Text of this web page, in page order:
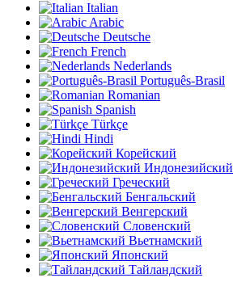
Italian
Arabic
Deutsche
French
Nederlands
Português-Brasil
Romanian
Spanish
Türkçe
Hindi
Корейский
Индонезийский
Греческий
Бенгальский
Венгерский
Словенский
Вьетнамский
Японский
Тайландский